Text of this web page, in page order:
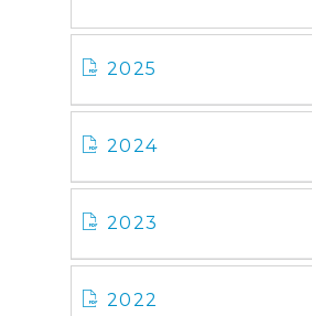
2025
2024
2023
2022